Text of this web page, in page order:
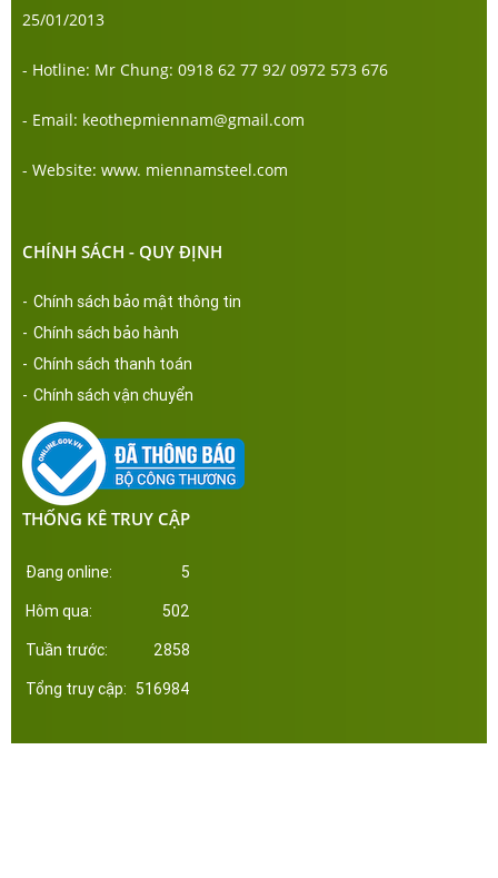
25/01/2013
- Hotline: Mr Chung: 0918 62 77 92/ 0972 573 676
- Email: keothepmiennam@gmail.com
- Website: www. miennamsteel.com
CHÍNH SÁCH - QUY ĐỊNH
- Chính sách bảo mật thông tin
- Chính sách bảo hành
- Chính sách thanh toán
- Chính sách vận chuyển
THỐNG KÊ TRUY CẬP
Đang online: 5
Hôm qua: 502
Tuần trước: 2858
Tổng truy cập: 516984